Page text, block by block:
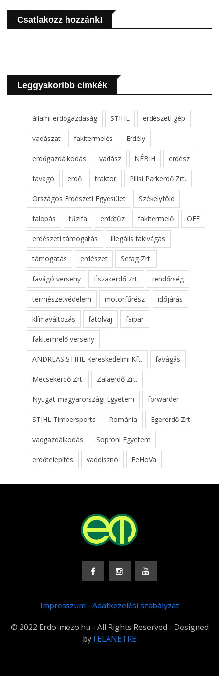
Csatlakozz hozzánk!
Leggyakoribb cimkék
állami erdőgazdaság STIHL erdészeti gép
vadászat fakitermelés Erdély
erdőgazdálkodás vadász NÉBIH erdész
favágó erdő traktor Pilisi Parkerdő Zrt.
Országos Erdészeti Egyesület Székelyföld
falopás tűzifa erdőtűz fakitermelő OEE
erdészeti támogatás illegális fakivágás
támogatás erdészet Sefag Zrt.
favágó verseny Északerdő Zrt. rendőrség
természetvédelem motorfűrész időjárás
klímaváltozás fatolvaj faipar
fakitermelő verseny
ANDREAS STIHL Kereskedelmi Kft. favágás
Mecsekerdő Zrt. Zalaerdő Zrt.
Nyugat-magyarországi Egyetem forwarder
STIHL Timbersports Románia Egererdő Zrt.
vadgazdálkodás Soproni Egyetem
erdőtelepítés vaddisznó FeHoVa
Impresszum - Adatkezelési szabályzat
© 2022 Erdo-mezo.hu - All Rights Reserved - Designed
by FELANETRE